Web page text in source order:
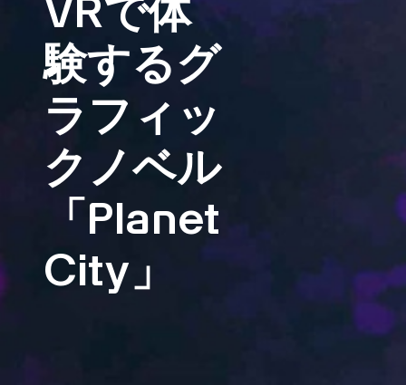
VRで体
験するグ
ラフィッ
クノベル
「Planet
City」